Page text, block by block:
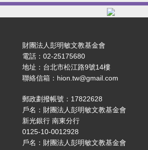
財團法人彭明敏文教基金會
電話：02-25175680
地址：台北市松江路9號14樓
聯絡信箱：hion.tw@gmail.com
郵政劃撥帳號：17822628
戶名：財團法人彭明敏文教基金會
新光銀行 南東分行
0125-10-0012928
戶名：財團法人彭明敏文教基金會